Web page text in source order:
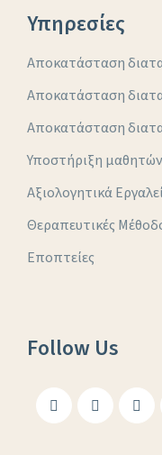
Υπηρεσίες
Αποκατάσταση
Αποκατάσταση
Αποκατάσταση
Υποστήριξη
Αξιολογητικά
Θεραπευτικές
Εποπτείες
Follow Us